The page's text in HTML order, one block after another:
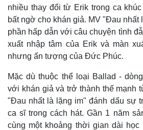
nhiều thay đổi từ Erik trong ca
bất ngờ cho khán giả. MV "Đau nhất
phần hấp dẫn với câu chuyện tình
xuất nhập tâm của Erik và màn
nhưng ấn tượng của Đức Phúc.
Mặc dù thuộc thể loại Ballad -
với khán giả và trở thành thế mạnh
"Đau nhất là lặng im" đánh dấu sự
ca sĩ trong cách hát. Gần 1 năm
cùng một khoảng thời gian dài